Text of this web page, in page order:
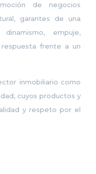
de negocios
garantes de una
empuje,
frente a un
inmobiliario como
cuyos productos y
y respeto por el